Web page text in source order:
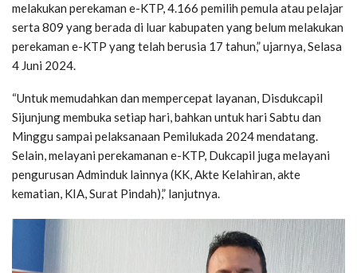
melakukan perekaman e-KTP, 4.166 pemilih pemula atau pelajar
serta 809 yang berada di luar kabupaten yang belum melakukan
perekaman e-KTP yang telah berusia 17 tahun,” ujarnya, Selasa
4 Juni 2024.
“Untuk memudahkan dan mempercepat layanan, Disdukcapil
Sijunjung membuka setiap hari, bahkan untuk hari Sabtu dan
Minggu sampai pelaksanaan Pemilukada 2024 mendatang.
Selain, melayani perekamanan e-KTP, Dukcapil juga melayani
pengurusan Adminduk lainnya (KK, Akte Kelahiran, akte
kematian, KIA, Surat Pindah),” lanjutnya.